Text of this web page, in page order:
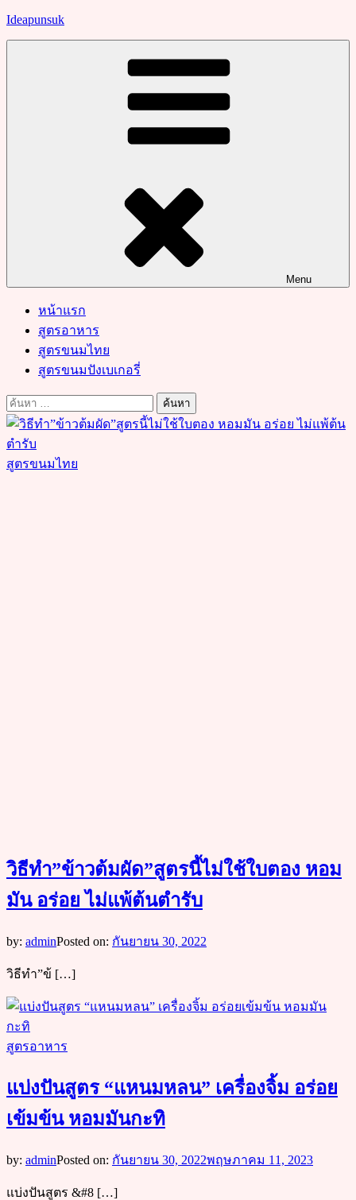
Skip
Ideapunsuk
Menu
หน้าแรก
สูตรอาหาร
สูตรขนมไทย
สูตรขนมปังเบเกอรี่
ค้นหา
สำหรับ:
สูตรขนมไทย
วิธีทำ”ข้าวต้มผัด”สูตรนี้ไม่ใช้ใบตอง หอม
มัน อร่อย ไม่แพ้ต้นตำรับ
by: adminPosted on: กันยายน 30, 2022
วิธีทำ”ข้ […]
สูตรอาหาร
แบ่งปันสูตร “แหนมหลน” เครื่องจิ้ม อร่อย
เข้มข้น หอมมันกะทิ
by: adminPosted on: กันยายน 30, 2022พฤษภาคม 11, 2023
แบ่งปันสูตร &#8 […]